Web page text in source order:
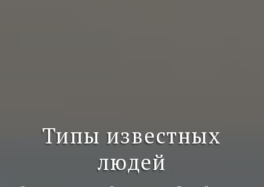
Типы известных
людей